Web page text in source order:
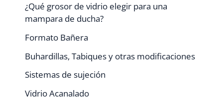
¿Qué grosor de vidrio elegir para una
mampara de ducha?
Formato Bañera
Buhardillas, Tabiques y otras modificaciones
Sistemas de sujeción
Vidrio Acanalado